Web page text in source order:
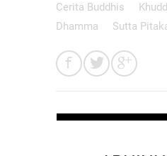
Cerita Buddhis
Dhamma
Sutta